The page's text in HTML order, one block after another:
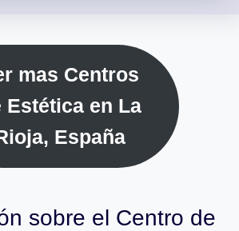
mas Centros
Estética en La
España
sobre el Centro de